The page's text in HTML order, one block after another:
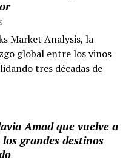
Market Analysis, la
global entre los vinos
tres décadas de
Amad que vuelve a
grandes destinos